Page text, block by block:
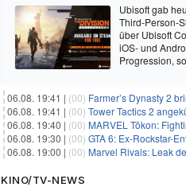
Ubisoft gab
Third-Person-
über Ubisoft
iOS- und
Progression,
06.08. 19:41 | (00) Farmer’s Dynasty 2
06.08. 19:41 | (00) Tower Tactics 2
06.08. 19:40 | (00) MARVEL Tōkon:
06.08. 19:30 | (00) GTA 6: Ex-Rockstar-
06.08. 19:00 | (00) Marvel Rivals: Leak
KINO/TV-NEWS